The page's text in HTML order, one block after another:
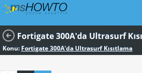
Fortigate 300A'da Ultrasurf
Konu: Fortigate 300A'da Ultrasurf Kısıtlama